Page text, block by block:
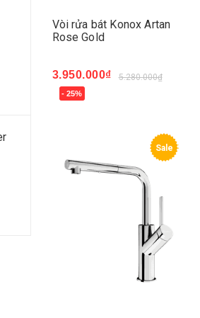
Vòi rửa bát Konox Artan
Rose Gold
3.950.000₫ 5.280.000₫
- 25%
Mua ngay
Sale